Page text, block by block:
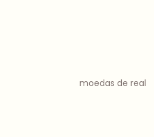
moedas de real